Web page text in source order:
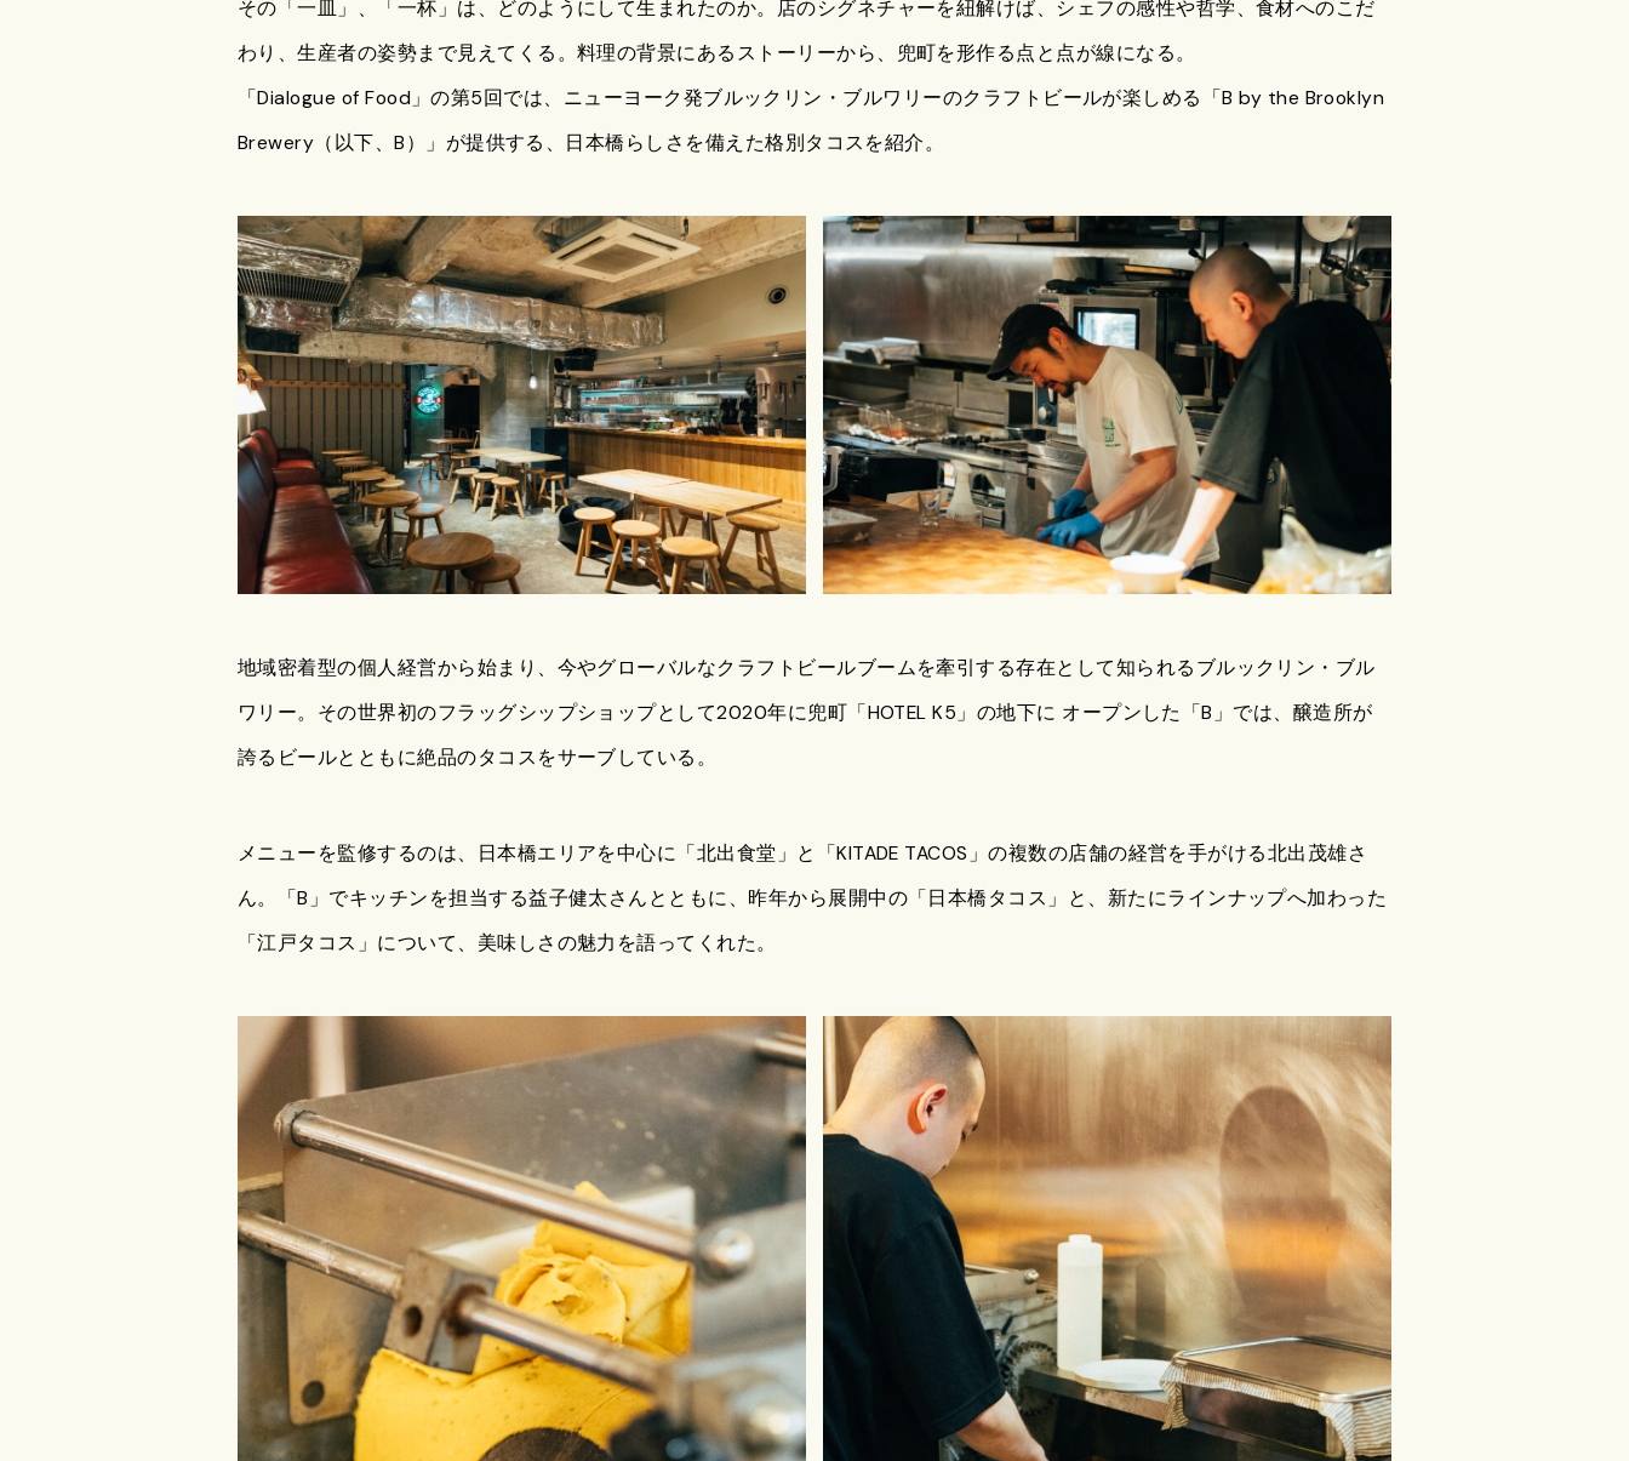
その「一皿」、「一杯」は、どのようにして生まれたのか。店のシグネチャーを紐解けば、シェフの感性や哲学、食材へのこだ
わり、生産者の姿勢まで見えてくる。料理の背景にあるストーリーから、兜町を形作る点と点が線になる。
「Dialogue of Food」の第5回では、ニューヨーク発ブルックリン・ブルワリーのクラフトビールが楽しめる「B by the Brooklyn
Brewery（以下、B）」が提供する、日本橋らしさを備えた格別タコスを紹介。
地域密着型の個人経営から始まり、今やグローバルなクラフトビールブームを牽引する存在として知られるブルックリン・ブル
ワリー。その世界初のフラッグシップショップとして2020年に兜町「HOTEL K5」の地下に オープンした「B」では、醸造所が
誇るビールとともに絶品のタコスをサーブしている。
メニューを監修するのは、日本橋エリアを中心に「北出食堂」と「KITADE TACOS」の複数の店舗の経営を手がける北出茂雄さ
ん。「B」でキッチンを担当する益子健太さんとともに、昨年から展開中の「日本橋タコス」と、新たにラインナップへ加わった
「江戸タコス」について、美味しさの魅力を語ってくれた。